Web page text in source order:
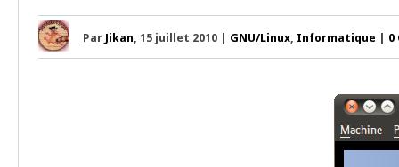
Par Jikan, 15 juillet 2010 | GNU/Linux, Informatique 0